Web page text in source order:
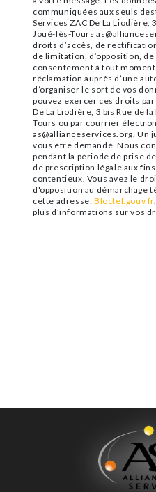
communiquées aux seuls
Services ZAC De La Liodière,
Joué-lès-Tours
droits d’accès, de
de limitation, d’opposition,
consentement à tout
réclamation auprès d’une
d’organiser le sort de vos
pouvez exercer ces droits
De La Liodière, 3 bis Rue de
Tours ou par courrier
as@allianceservices.org.
vous être demandé. Nous
pendant la période de prise
de prescription légale aux
contentieux. Vous avez le
d'opposition au démarchage
cette adresse: Bloctel.gouv.fr
plus d’informations sur vos